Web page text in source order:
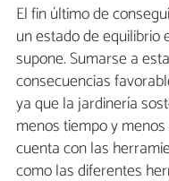
El fin último de
un estado de equilibrio
supone. Sumarse a
consecuencias
ya que la jardinería
menos tiempo y
cuenta con las
como las diferentes